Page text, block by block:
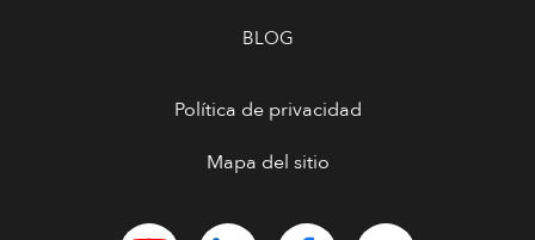
BLOG
Política de privacidad
Mapa del sitio